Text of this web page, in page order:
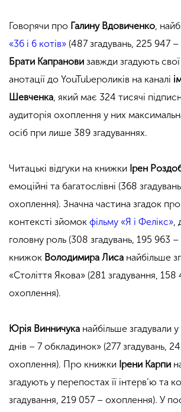
Говорячи про Галину Вдовиченко,
«36 і 6 котів» (487 згадувань, 225 947
Брати Капранови завжди згадують
анотації до YouTubeроликів на каналі
Шевченка, який має 324 тисячі
аудиторія охоплення у них
осіб при лише 389 згадуваннях.
Читацькі відгуки на книжки Ірен
емоційні та багатослівні (368
охоплення). Значна частина згадок про
контексті зйомок фільму «Я і Фелікс»,
головну роль (308 згадувань, 195 963
книжок Володимира Лиса найбільше
«Століття Якова» (281 згадування, 158
охоплення).
Юрія Винничука найбільше згадували
днів – 7 обкладинок» (277 згадувань,
охоплення). Про книжки Ірени Карпи
згадують у перепостах її інтерв’ю та
згадування, 219 057 – охоплення). У